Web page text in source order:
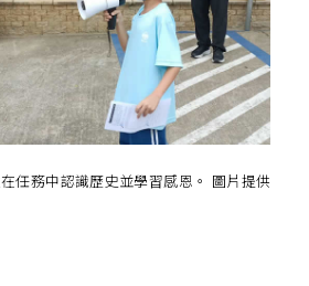
任務中認識歷史並學習感恩。 圖片提供